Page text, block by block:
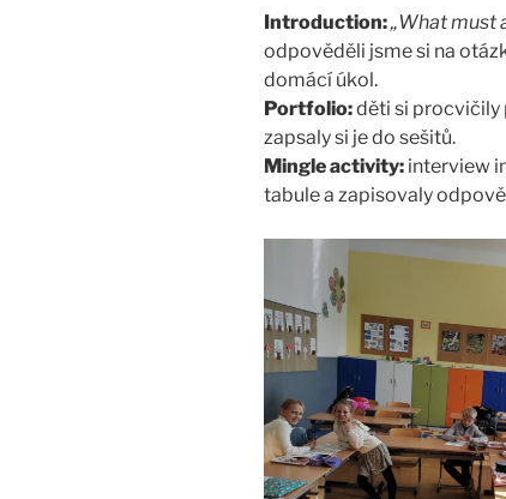
Introduction:„What must
odpověděli jsme si na
domácí úkol.
Portfolio:děti si procvičily
zapsaly si je do sešitů.
Mingle activity: interview
tabule a zapisovaly